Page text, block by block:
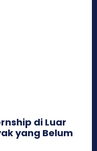
di Luar
yang Belum